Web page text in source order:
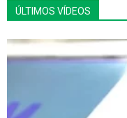
ÚLTIMOS VÍDEOS